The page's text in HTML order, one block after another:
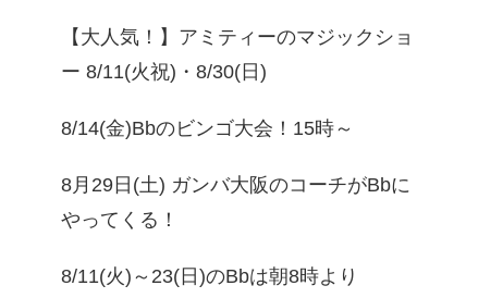
【大人気！】アミティーのマジックショ
ー 8/11(火祝)・8/30(日)
8/14(金)Bbのビンゴ大会！15時～
8月29日(土) ガンバ大阪のコーチがBbに
やってくる！
8/11(火)～23(日)のBbは朝8時より